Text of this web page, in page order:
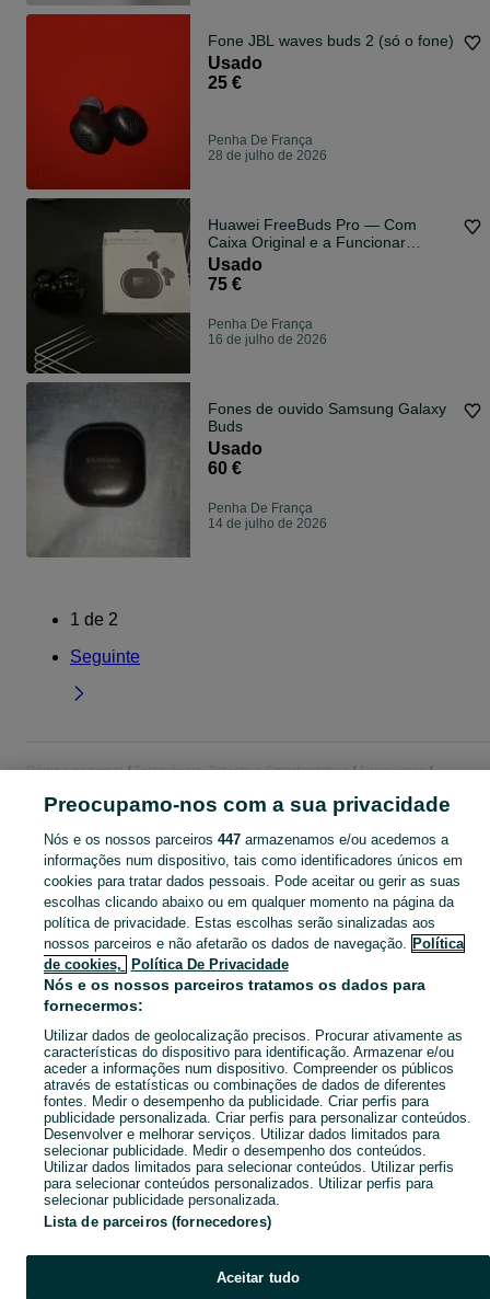
Fone JBL waves buds 2 (só o fone)
Usado
25 €
Penha De França
28 de julho de 2026
Huawei FreeBuds Pro — Com
Caixa Original e a Funcionar
Perfeitamente
Usado
75 €
Penha De França
16 de julho de 2026
Fones de ouvido Samsung Galaxy
Buds
Usado
60 €
Penha De França
14 de julho de 2026
1 de 2
Seguinte
Página principal Telemóveis, Tablets e Smartwatches Auriculares
CATEGORIA
Navegue pelos últimos anúncios de Auriculares em Penha De França no OLX Portugal. Compre e venda produtos locais com facilidade e segurança. Mostrar
Mapa do site
Mapa das freguesias
Mapa de mini-sites
Pesquisas populares
Preocupamo-nos com a sua privacidade
Nós e os nossos parceiros 447armazenamos e/ou acedemos a
informações num dispositivo, tais como identificadores únicos em
cookies para tratar dados pessoais. Pode aceitar ou gerir as suas
escolhas clicando abaixo ou em qualquer momento na página da
política de privacidade. Estas escolhas serão sinalizadas aos
nossos parceiros e não afetarão os dados de navegação. Política
de cookies,
Política De Privacidade
Nós e os nossos parceiros tratamos os dados para
fornecermos:
Utilizar dados de geolocalização precisos. Procurar ativamente as
características do dispositivo para identificação. Armazenar e/ou
aceder a informações num dispositivo. Compreender os públicos
através de estatísticas ou combinações de dados de diferentes
fontes. Medir o desempenho da publicidade. Criar perfis para
publicidade personalizada. Criar perfis para personalizar conteúdos.
Desenvolver e melhorar serviços. Utilizar dados limitados para
selecionar publicidade. Medir o desempenho dos conteúdos.
Utilizar dados limitados para selecionar conteúdos. Utilizar perfis
para selecionar conteúdos personalizados. Utilizar perfis para
selecionar publicidade personalizada.
Lista de parceiros (fornecedores)
Aceitar tudo